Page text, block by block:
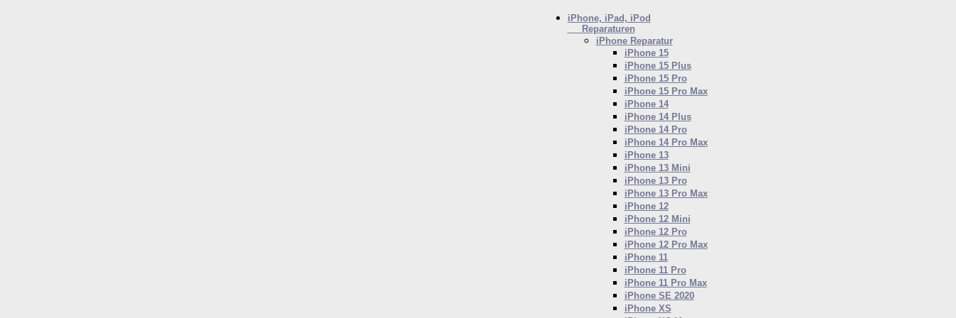
iPhone, iPad, iPod
Reparaturen
iPhoneReparatur
iPhone 15
iPhone 15 Plus
iPhone 15 Pro
iPhone 15 Pro Max
iPhone 14
iPhone 14 Plus
iPhone 14 Pro
iPhone 14 Pro Max
iPhone 13
iPhone 13 Mini
iPhone 13 Pro
iPhone 13 Pro Max
iPhone 12
iPhone 12 Mini
iPhone 12 Pro
iPhone 12 Pro Max
iPhone 11
iPhone 11 Pro
iPhone 11 Pro Max
iPhone SE 2020
iPhone XS